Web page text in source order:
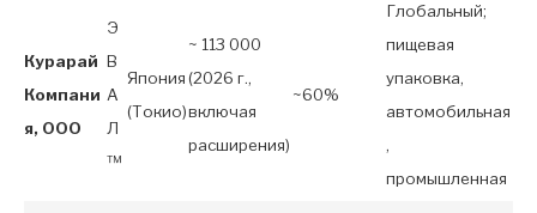
Курарай
Компани
я, ООО
Э
В
А
Л
™
Япония
(Токио)
~ 113 000
(2026 г.,
включая
расширения)
~60%
Глобальный;
пищевая
упаковка,
автомобильная
,
промышленная